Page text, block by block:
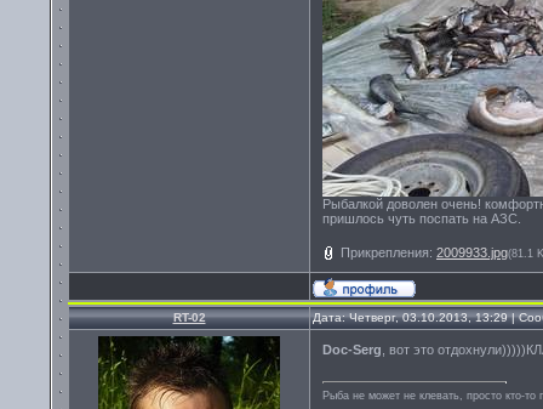
Рыбалкой доволен очень!
пришлось чуть поспать на АЗС.
Прикрепления: 2009933.jpg(81.1
RT-02 Дата: Четверг, 03.10.2013, 13:29 |
Doc-Serg , вот это
Рыба не может не клевать, просто кто-